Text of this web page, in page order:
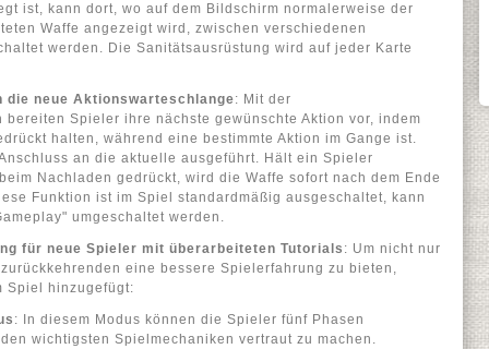
ist, kann dort, wo auf dem Bildschirm normalerweise der
Waffe angezeigt wird, zwischen verschiedenen
werden. Die Sanitätsausrüstung wird auf jeder Karte
neue Aktionswarteschlange: Mit der
Spieler ihre nächste gewünschte Aktion vor, indem
halten, während eine bestimmte Aktion im Gange ist.
an die aktuelle ausgeführt. Hält ein Spieler
Nachladen gedrückt, wird die Waffe sofort nach dem Ende
Funktion ist im Spiel standardmäßig ausgeschaltet, kann
umgeschaltet werden.
für neue Spieler mit überarbeiteten Tutorials : Um nicht nur
eine bessere Spielerfahrung zu bieten,
Spiel hinzugefügt:
: In diesem Modus können die Spieler fünf Phasen
wichtigsten Spielmechaniken vertraut zu machen.